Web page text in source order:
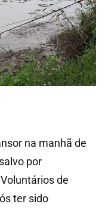
na manhã de
por
de
ter sido